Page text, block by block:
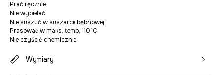
Prać ręcznie.
Nie wybielać.
Nie suszyć w suszarce bębnowej.
Prasować w maks. temp. 110°C.
Nie czyścić chemicznie.
Wymiary